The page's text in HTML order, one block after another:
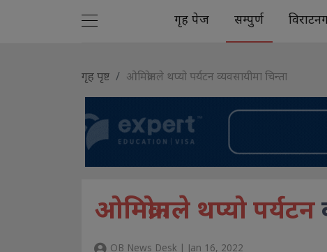
गृह पेज सम्पुर्ण
गृह पृष्ट ओमिक्रोनले थप्यो पर्यटन व्यवसायीमा चिन्ता
ओमिक्रोनले थप्यो पर्यटन
OB News Desk | Jan 16, 2022